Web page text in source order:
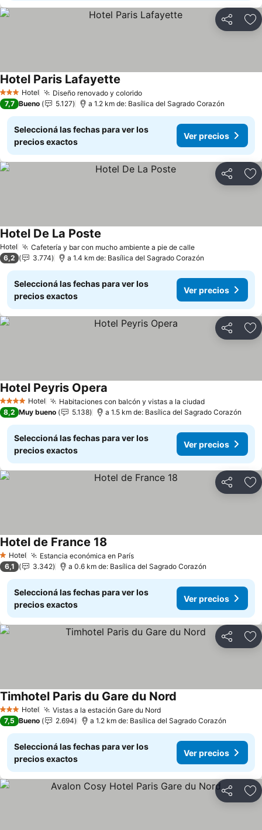
Compartir
3 Estrellas
Hotel Diseño renovado y colorido
Hotel Paris Lafayette
7,7 Bueno 5.127 a 1.2 km de: Basílica del Sagrado Corazón
Seleccioná las fechas para ver los
precios exactos
Ver precios
Compartir
Hotel Cafetería y bar con mucho ambiente a pie de calle
Hotel De La Poste
6,2 3.774 a 1.4 km de: Basílica del Sagrado Corazón
Seleccioná las fechas para ver los
precios exactos
Ver precios
Compartir
4 EstrellasHotel Habitaciones con balcón y vistas a la ciudad
Hotel Peyris Opera
8,2 Muy bueno 5.138 a 1.5 km de: Basílica del Sagrado Corazón
Seleccioná las fechas para ver los
precios exactos
Ver precios
Compartir
1 Estrellas
Hotel Estancia económica en París
Hotel de France 18
6,1 3.342 a 0.6 km de: Basílica del Sagrado Corazón
Seleccioná las fechas para ver los
precios exactos
Ver precios
Compartir
3 Estrellas
Hotel Vistas a la estación Gare du Nord
Timhotel Paris du Gare du Nord
7,5 Bueno 2.694 a 1.2 km de: Basílica del Sagrado Corazón
Seleccioná las fechas para ver los
precios exactos
Ver precios
Compartir